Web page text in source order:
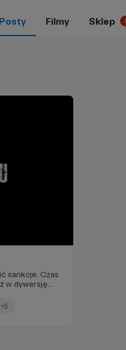
Posty Filmy Sklep
sankcje. Czas
dywersję...
+5